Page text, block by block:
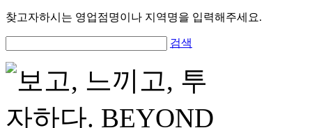
찾고자하시는 영업점명이나 지역명을 입력해주세요.
검색